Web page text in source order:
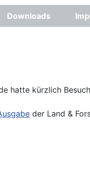
Downloads
hatte kürzlich Besuch
der Land &